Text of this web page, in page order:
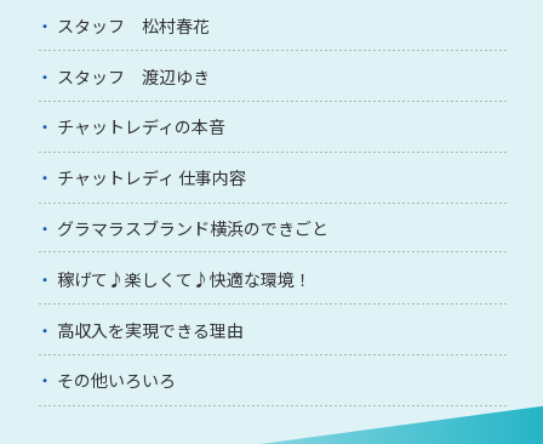
スタッフ 松村春花
スタッフ 渡辺ゆき
チャットレディの本音
チャットレディ 仕事内容
グラマラスブランド横浜のできごと
稼げて♪楽しくて♪快適な環境！
高収入を実現できる理由
その他いろいろ